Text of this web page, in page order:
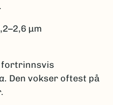
µm
fortrinnsvis
Den vokser oftest på